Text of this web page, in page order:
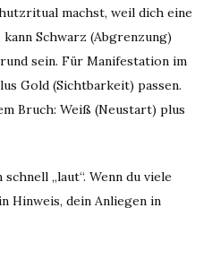
machst, weil dich eine
Schwarz (Abgrenzung)
sein. Für Manifestation im
Gold (Sichtbarkeit) passen.
Bruch: Weiß (Neustart) plus
„laut“. Wenn du viele
Hinweis, dein Anliegen in